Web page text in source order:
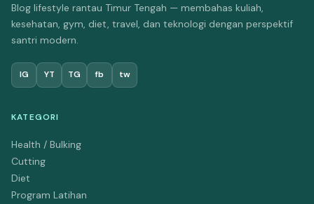
Blog lifestyle rantau Timur Tengah — membahas kuliah,
kesehatan, gym, diet, travel, dan teknologi dengan perspektif
santri modern.
IG YT TG fb tw
KATEGORI
Health / Bulking
Cutting
Diet
Program Latihan